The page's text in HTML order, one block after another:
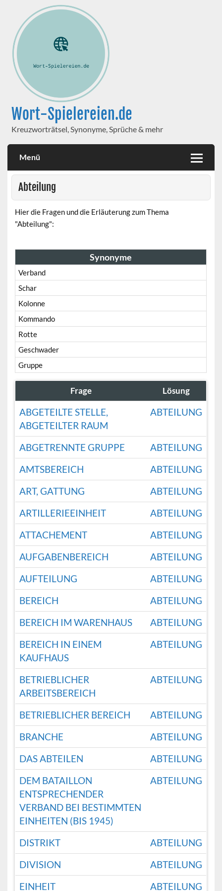
Wort-Spielereien.de
Kreuzworträtsel, Synonyme, Sprüche & mehr
Menü
Abteilung
Hier die Fragen und die Erläuterung zum Thema
"Abteilung":
Synonyme
Verband
Schar
Kolonne
Kommando
Rotte
Geschwader
Gruppe
Frage Lösung
ABGETEILTE STELLE,
ABGETEILTER RAUM
ABTEILUNG
ABGETRENNTE GRUPPE
ABTEILUNG
AMTSBEREICH
ABTEILUNG
ART, GATTUNG
ABTEILUNG
ARTILLERIEEINHEIT
ABTEILUNG
ATTACHEMENT
ABTEILUNG
AUFGABENBEREICH
ABTEILUNG
AUFTEILUNG
ABTEILUNG
BEREICH
ABTEILUNG
BEREICH IM WARENHAUS
ABTEILUNG
BEREICH IN EINEM
KAUFHAUS
ABTEILUNG
BETRIEBLICHER
ARBEITSBEREICH
ABTEILUNG
BETRIEBLICHER BEREICH
ABTEILUNG
BRANCHE
ABTEILUNG
DAS ABTEILEN
ABTEILUNG
DEM BATAILLON
ENTSPRECHENDER
VERBAND BEI BESTIMMTEN
EINHEITEN (BIS 1945)
ABTEILUNG
DISTRIKT
ABTEILUNG
DIVISION
ABTEILUNG
EINHEIT
ABTEILUNG